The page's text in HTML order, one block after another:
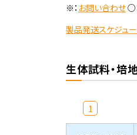
※： お問い合わせ○
製品発送スケジュ
生体試料・培
1